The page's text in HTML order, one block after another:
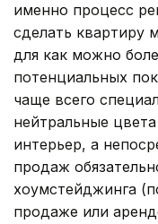
именно процесс
сделать квартиру
для как можно
потенциальных
чаще всего
нейтральные
интерьер, а
продаж
хоумстейджинга
продаже или